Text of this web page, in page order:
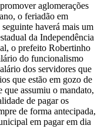
aglomerações
o feriadão em
haverá mais um
da Independência
o prefeito Robertinho
do funcionalismo
dos servidores que
que estão em gozo de
que assumiu o mandato,
de pagar os
de forma antecipada,
em pagar em dia